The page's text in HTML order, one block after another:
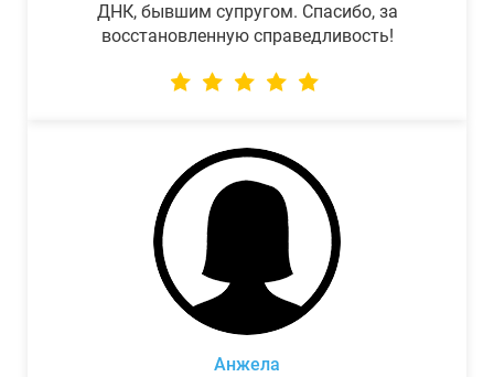
ДНК, бывшим супругом. Спасибо, за
восстановленную справедливость!
Анжела